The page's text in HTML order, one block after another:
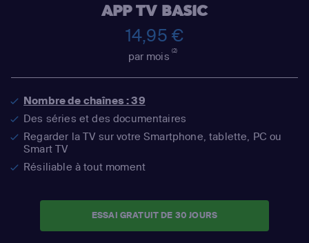
APP TV BASIC
14,95 €
par mois(2)
Nombre de chaînes : 39
Des séries et des documentaires
Regarder la TV sur votre Smartphone, tablette, PC ou
Smart TV
Résiliable à tout moment
ESSAI GRATUIT DE 30 JOURS